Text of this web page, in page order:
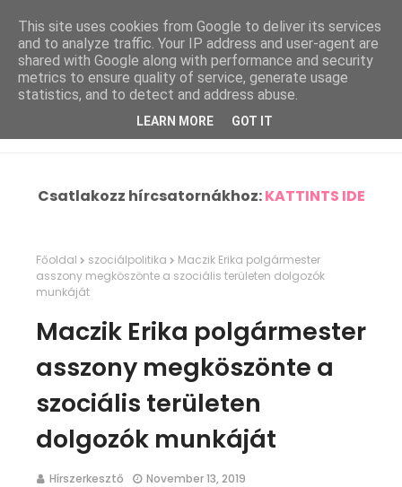
Csatlakozz hírcsatornákhoz:KATTINTS IDE
Főoldal szociálpolitika
Maczik Erika polgármester
asszony megköszönte a szociális területen dolgozók
munkáját
Maczik Erika polgármester
asszony megköszönte a
szociális területen
dolgozók munkáját
Hírszerkesztő November 13, 2019
This site uses cookies from Google to deliver its services
and to analyze traffic. Your IP address and user-agent are
shared with Google along with performance and security
metrics to ensure quality of service, generate usage
statistics, and to detect and address abuse.
LEARN MORE GOT IT